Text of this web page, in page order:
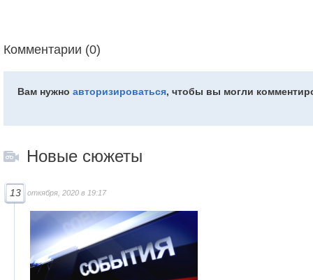
Комментарии (0)
Вам нужно авторизироваться, чтобы вы могли
Новые сюжеты
13 откября, 2020 в 19:17